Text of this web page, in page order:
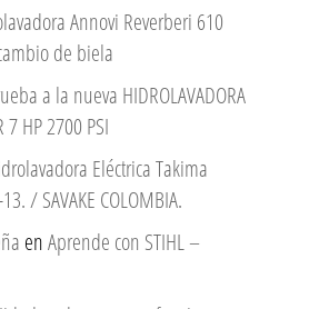
Annovi Reverberi 610
de biela
a la nueva HIDROLAVADORA
7 HP 2700 PSI
Eléctrica Takima
/ SAVAKE COLOMBIA.
enAprende con STIHL –